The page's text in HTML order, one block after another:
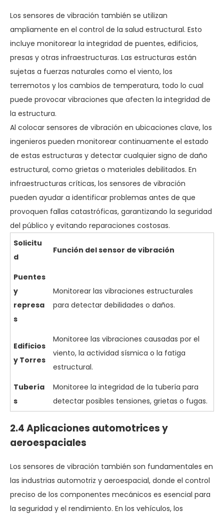
Los sensores de vibración también se utilizan
ampliamente en el control de la salud estructural. Esto
incluye monitorear la integridad de puentes, edificios,
presas y otras infraestructuras. Las estructuras están
sujetas a fuerzas naturales como el viento, los
terremotos y los cambios de temperatura, todo lo cual
puede provocar vibraciones que afecten la integridad de
la estructura.
Al colocar sensores de vibración en ubicaciones clave, los
ingenieros pueden monitorear continuamente el estado
de estas estructuras y detectar cualquier signo de daño
estructural, como grietas o materiales debilitados. En
infraestructuras críticas, los sensores de vibración
pueden ayudar a identificar problemas antes de que
provoquen fallas catastróficas, garantizando la seguridad
del público y evitando reparaciones costosas.
Solicitu
d
Función del sensor de vibración
Puentes
y
represa
s
Monitorear las vibraciones estructurales
para detectar debilidades o daños.
Edificios
y Torres
Monitoree las vibraciones causadas por el
viento, la actividad sísmica o la fatiga
estructural.
Tubería
s
Monitoree la integridad de la tubería para
detectar posibles tensiones, grietas o fugas.
2.4 Aplicaciones automotrices y
aeroespaciales
Los sensores de vibración también son fundamentales en
las industrias automotriz y aeroespacial, donde el control
preciso de los componentes mecánicos es esencial para
la seguridad y el rendimiento. En los vehículos, los